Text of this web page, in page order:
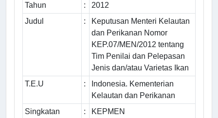
Tahun
:
2012
Judul
:
Keputusan Menteri Kelautan
dan Perikanan Nomor
KEP.07/MEN/2012 tentang
Tim Penilai dan Pelepasan
Jenis dan/atau Varietas Ikan
T.E.U
:
Indonesia. Kementerian
Kelautan dan Perikanan
Singkatan
: KEPMEN